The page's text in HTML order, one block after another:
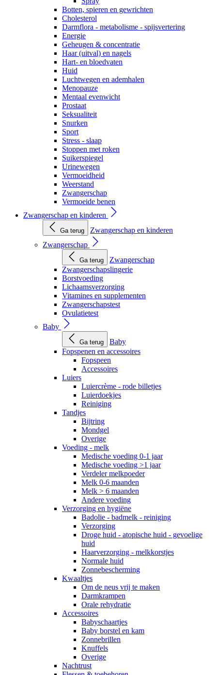
Botten, spieren en gewrichten
Cholesterol
Darmflora - metabolisme - spijsvertering
Energie
Geheugen & concentratie
Haar (uitval) en nagels
Hart- en bloedvaten
Huid
Luchtwegen en ademhalen
Menopauze
Mentaal evenwicht
Prostaat
Seksualiteit
Snurken
Sport
Stress - slaap
Stoppen met roken
Suikerspiegel
Urinewegen
Vermoeidheid
Weerstand
Zwangerschap
Vermoeide benen
Zwangerschap en kinderen
Ga terug
Zwangerschap en kinderen
Zwangerschap
Ga terug
Zwangerschap
Zwangerschapslingerie
Borstvoeding
Lichaamsverzorging
Vitamines en supplementen
Zwangerschapstest
Ovulatietest
Baby
Ga terug
Baby
Fopspenen en accessoires
Fopspeen
Accessoires
Luiers
Luiercrème - rode billetjes
Luierdoekjes
Reiniging
Tandjes
Bijtring
Mondgel
Overige
Voeding - melk
Medische voeding 0-1 jaar
Medische voeding >1 jaar
Verdeler melkpoeder
Melk 0-6 maanden
Melk > 6 maanden
Andere voeding
Verzorging en hygiëne
Badolie - badmelk - reiniging
Verzorging
Droge huid - atopische huid - gevoelige
huid
Haarverzorging - melkkorstjes
Normale huid
Zonnebescherming
Kwaaltjes
Om de neus vrij te maken
Darmkrampen
Orale rehydratie
Accessoires
Babyschaartjes
Baby borstel en kam
Zonnebrillen
Knuffels
Overige
Nachtrust